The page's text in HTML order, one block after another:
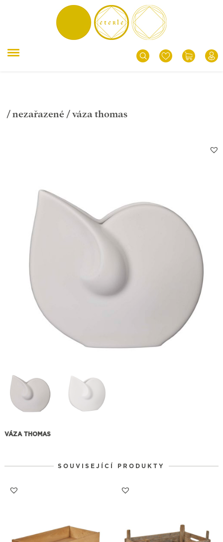
/ nezařazené / váza thomas
VÁZA THOMAS
SOUVISEJÍCÍ PRODUKTY